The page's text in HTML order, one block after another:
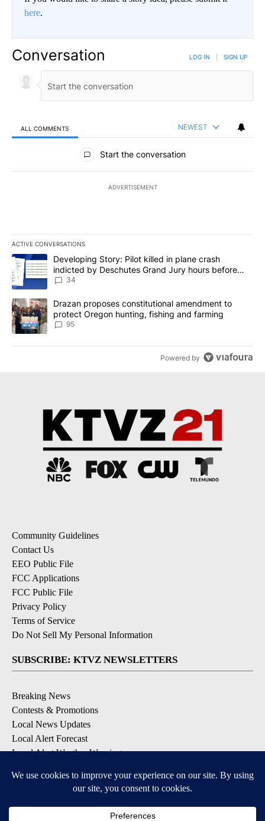
here.
Conversation LOG IN SIGN UP
ALL COMMENTS NEWEST
All Comments
Start the conversation
ADVERTISEMENT
ACTIVE CONVERSATIONS
The following is a list of the most commented articles in the last
A trending article titled "Developing Story: Pilot killed in plane
Developing Story: Pilot killed in plane crash
indicted by Deschutes Grand Jury hours before
incident
34
A trending article titled "Drazan proposes constitutional
Drazan proposes constitutional amendment to
protect Oregon hunting, fishing and farming
95
Powered by
Community Guidelines
Contact Us
EEO Public File
FCC Applications
FCC Public File
Privacy Policy
Terms of Service
Do Not Sell My Personal Information
SUBSCRIBE: KTVZ NEWSLETTERS
Breaking News
Contests & Promotions
Local News Updates
Local Alert Forecast
Local Alert Weather Warnings
DOWNLOAD: KTVZ APPS
Apple & Google Play Stores